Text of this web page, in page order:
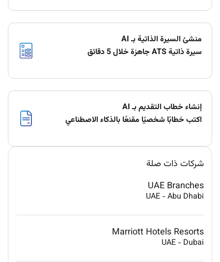
منشئ السيرة الذاتية بـ AI
سيرة ذاتية ATS جاهزة خلال 5 دقائق
إنشاء خطاب التقديم بـ AI
اكتب خطابًا شخصيًا مقنعًا بالذكاء الاصطناعي
شركات ذات صلة
UAE Branches
UAE -Abu Dhabi
Marriott Hotels Resorts
UAE - Dubai